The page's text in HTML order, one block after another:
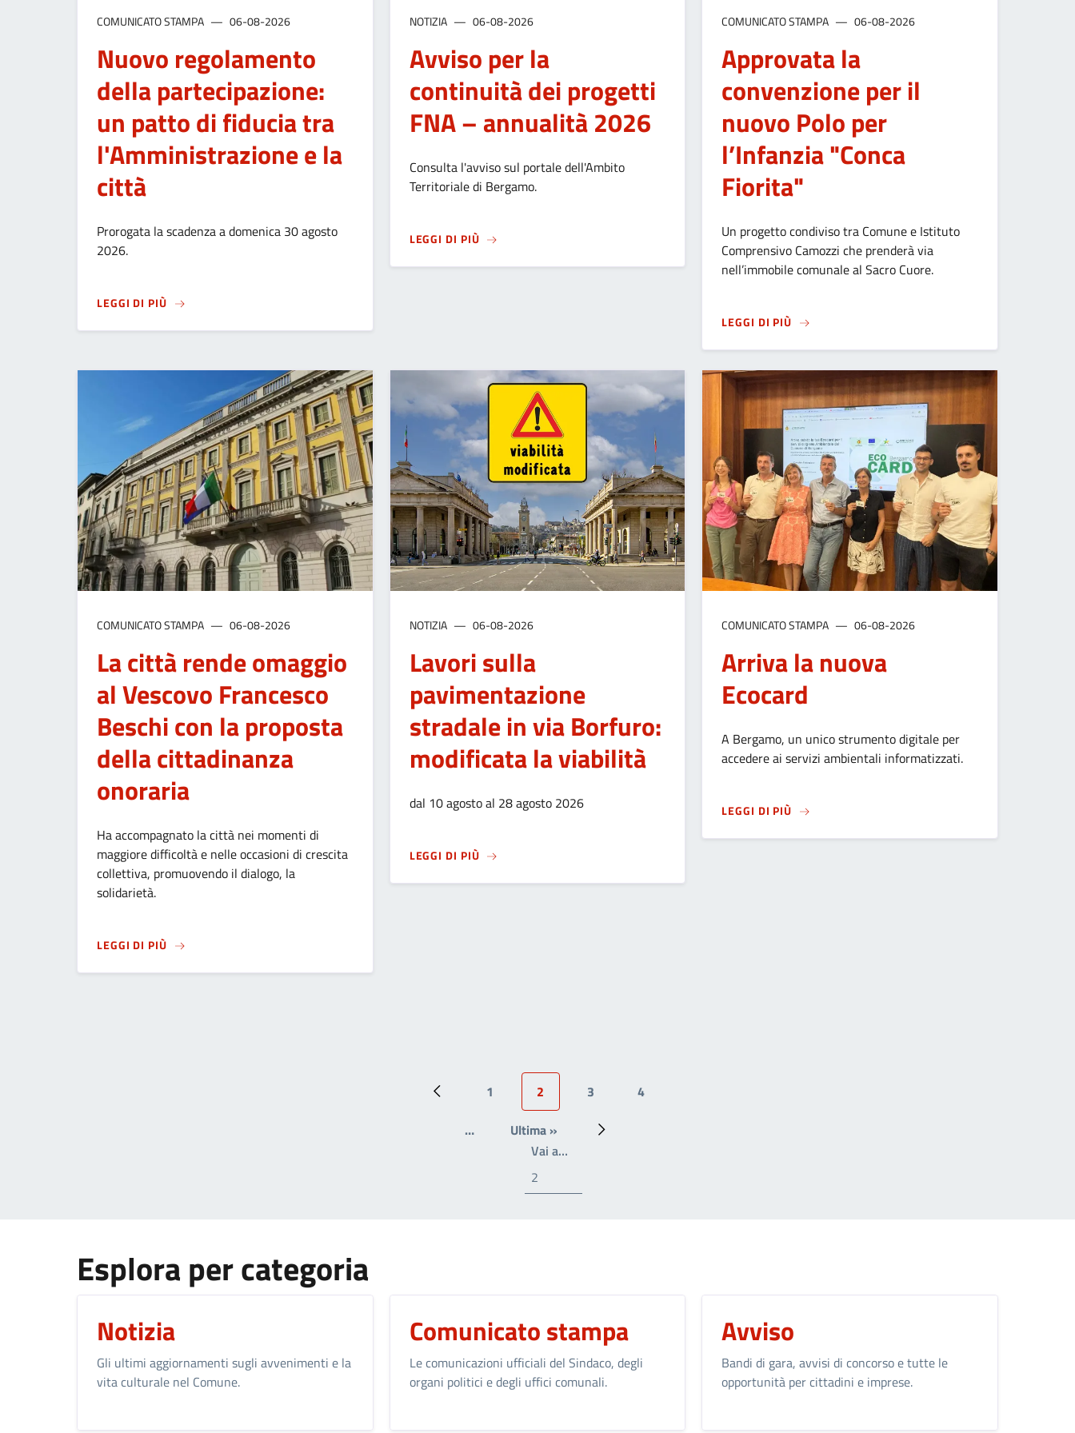
COMUNICATO STAMPA 06-08-2026
Nuovo regolamento
della partecipazione:
un patto di fiducia tra
l'Amministrazione e la
città
Prorogata la scadenza a domenica 30 agosto
2026.
LEGGI DI PIÙSUNUOVO REGOLAMENTO DELLA PARTECIPAZIONE: UN PATTO DI FIDUCIA TRA L'AMMINISTRAZIONE E LA CITTÀ
NOTIZIA 06-08-2026
Avviso per la
continuità dei progetti
FNA – annualità 2026
Consulta l'avviso sul portale dell'Ambito
Territoriale di Bergamo.
LEGGI DI PIÙSU AVVISO PER LA CONTINUITÀ DEI PROGETTI FNA – ANNUALITÀ 2026
COMUNICATO STAMPA 06-08-2026
Approvata la
convenzione per il
nuovo Polo per
l’Infanzia "Conca
Fiorita"
Un progetto condiviso tra Comune e Istituto
Comprensivo Camozzi che prenderà via
nell’immobile comunale al Sacro Cuore.
LEGGI DI PIÙ SUAPPROVATA LA CONVENZIONE PER IL NUOVO
COMUNICATO STAMPA 06-08-2026
La città rende omaggio
al Vescovo Francesco
Beschi con la proposta
della cittadinanza
onoraria
Ha accompagnato la città nei momenti di
maggiore difficoltà e nelle occasioni di crescita
collettiva, promuovendo il dialogo, la
solidarietà.
LEGGI DI PIÙSULA CITTÀ RENDE OMAGGIO AL VESCOVO FRANCESCO BESCHI CON LA PROPOSTA DELLA CITTADINANZA ONORARIA
NOTIZIA 06-08-2026
Lavori sulla
pavimentazione
stradale in via Borfuro:
modificata la viabilità
dal 10 agosto al 28 agosto 2026
LEGGI DI PIÙSU
COMUNICATO STAMPA 06-08-2026
Arriva la nuova
Ecocard
A Bergamo, un unico strumento digitale per
accedere ai servizi ambientali informatizzati.
LEGGI DI PIÙ SUARRIVA LA NUOVA ECOCARD
Pagina precedente
Page
1
Pagina attuale
2
Page
3
Page
4
…
Ultima pagina
Ultima »
Prossima pagina
Vai a…Write the page number you want to go to
Esplora per categoria
Notizia
Gli ultimi aggiornamenti sugli avvenimenti e la
vita culturale nel Comune.
Comunicato stampa
Le comunicazioni ufficiali del Sindaco, degli
organi politici e degli uffici comunali.
Avviso
Bandi di gara, avvisi di concorso e tutte le
opportunità per cittadini e imprese.